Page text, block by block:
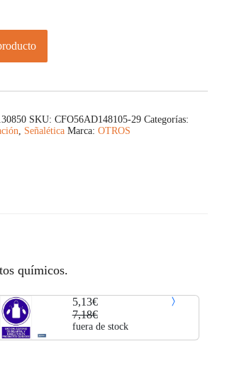
SKU: CFO56AD148105-29 Categorías:
, Señalética Marca: OTROS
químicos.
5,13€
7,18€
fuera de stock